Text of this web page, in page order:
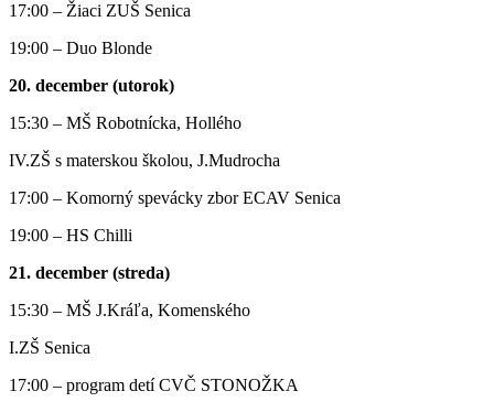
17:00 – Žiaci ZUŠ Senica
19:00 – Duo Blonde
20. december (utorok)
15:30 – MŠ Robotnícka, Hollého
IV.ZŠ s materskou školou, J.Mudrocha
17:00 – Komorný spevácky zbor ECAV Senica
19:00 – HS Chilli
21. december (streda)
15:30 – MŠ J.Kráľa, Komenského
I.ZŠ Senica
17:00 – program detí CVČ STONOŽKA